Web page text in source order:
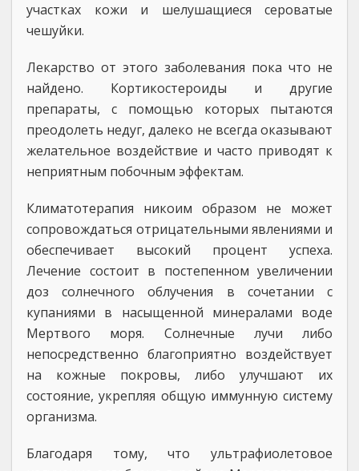
участках кожи и шелушащиеся сероватые
чешуйки.
Лекарство от этого заболевания пока что не
найдено. Кортикостероиды и другие
препараты, с помощью которых пытаются
преодолеть недуг, далеко не всегда оказывают
желательное воздействие и часто приводят к
неприятным побочным эффектам.
Климатотерапия никоим образом не может
сопровождаться отрицательными явлениями и
обеспечивает высокий процент успеха.
Лечение состоит в постепенном увеличении
доз солнечного облучения в сочетании с
купаниями в насыщенной минералами воде
Мертвого моря. Солнечные лучи либо
непосредственно благоприятно воздействует
на кожные покровы, либо улучшают их
состояние, укрепляя общую иммунную систему
организма.
Благодаря тому, что ультрафиолетовое